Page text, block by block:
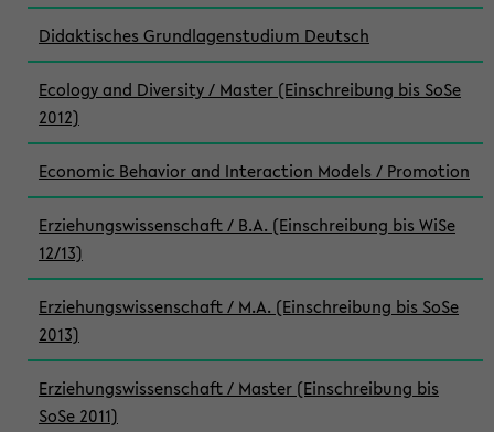
Didaktisches Grundlagenstudium Deutsch
Ecology and Diversity / Master (Einschreibung bis SoSe
2012)
Economic Behavior and Interaction Models / Promotion
Erziehungswissenschaft / B.A. (Einschreibung bis WiSe
12/13)
Erziehungswissenschaft / M.A. (Einschreibung bis SoSe
2013)
Erziehungswissenschaft / Master (Einschreibung bis
SoSe 2011)